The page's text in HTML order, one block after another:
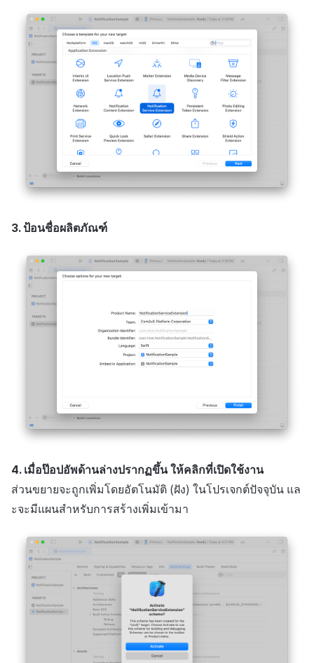
3. ป้อนชื่อผลิตภัณฑ์
4. เมื่อป๊อปอัพด้านล่างปรากฏขึ้น ให้คลิกที่เปิดใช้งาน
ส่วนขยายจะถูกเพิ่มโดยอัตโนมัติ (ฝัง) ในโปรเจกต์ปัจจุบัน แล
ะจะมีแผนสำหรับการสร้างเพิ่มเข้ามา